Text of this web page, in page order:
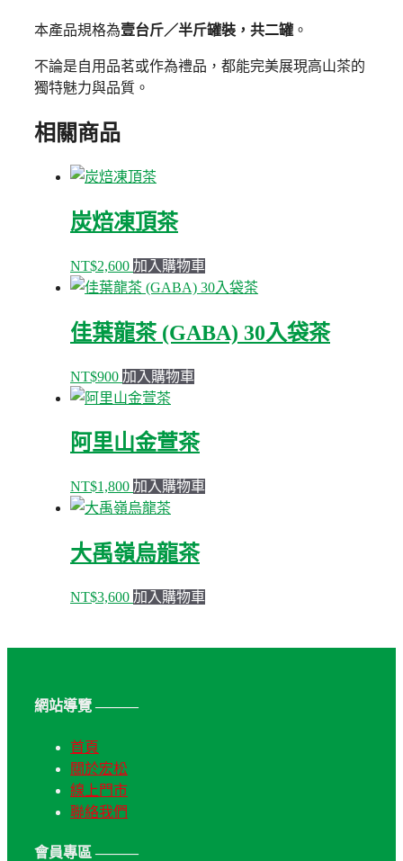
本產品規格為壹台斤／半斤罐裝，共二罐。
不論是自用品茗或作為禮品，都能完美展現高山茶的
獨特魅力與品質。
相關商品
炭焙凍頂茶
NT$2,600 加入購物車
佳葉龍茶 (GABA) 30入袋茶
NT$900 加入購物車
阿里山金萱茶
NT$1,800 加入購物車
大禹嶺烏龍茶
NT$3,600 加入購物車
網站導覽 ———
首頁
關於宏松
線上門市
聯絡我們
會員專區 ———